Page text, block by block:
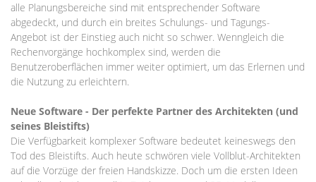
alle Planungsbereiche sind mit entsprechender Software
abgedeckt, und durch ein breites Schulungs- und Tagungs-
Angebot ist der Einstieg auch nicht so schwer. Wenngleich die
Rechenvorgänge hochkomplex sind, werden die
Benutzeroberflächen immer weiter optimiert, um das Erlernen und
die Nutzung zu erleichtern.
Neue Software - Der perfekte Partner des Architekten (und
seines Bleistifts)
Die Verfügbarkeit komplexer Software bedeutet keineswegs den
Tod des Bleistifts. Auch heute schwören viele Vollblut-Architekten
auf die Vorzüge der freien Handskizze. Doch um die ersten Ideen